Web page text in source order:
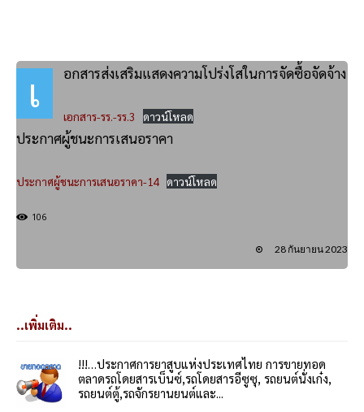
เ อกสารส่งเสริมแสดงความโปร่งโสในการจัดซื้อจัดจ้าง
เอกสาร-รร.-รร.3 ดาวน์โหลด
ประกาศผู้ชนะการเสนอราคา
ประกาศผู้ชนะการเสนอราคา-14 ดาวน์โหลด
106
28 กันยายน 2023
..เพิ่มเติม..
!!!…ประกาศการยาสูบแห่งประเทศไทย การขายทอด
ตลาดรถโดยสารเบ็นซ์,รถโดยสารอีซูซุ, รถยนต์นั่งเก๋ง,
รถยนต์ตู้,รถจักรยานยนต์และ...